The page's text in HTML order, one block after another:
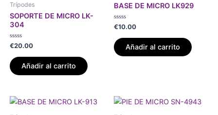
Trípodes
SOPORTE DE MICRO LK-
304
Valorado
con
de
5
€20.00
Añadir al carrito
BASE DE MICRO LK929
Valorado
con
de
5
€10.00
Añadir al carrito